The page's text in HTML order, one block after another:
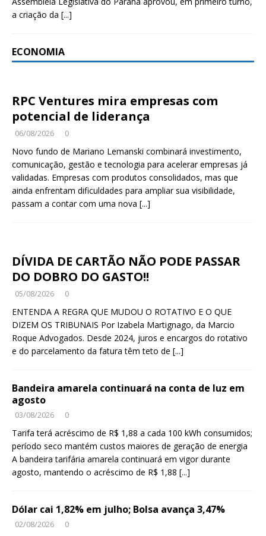
a criação da [...]
ECONOMIA
RPC Ventures mira empresas com
potencial de liderança
06/08/2026 0
Novo fundo de Mariano Lemanski combinará investimento,
comunicação, gestão e tecnologia para acelerar empresas já
validadas. Empresas com produtos consolidados, mas que
ainda enfrentam dificuldades para ampliar sua visibilidade,
passam a contar com uma nova [...]
DÍVIDA DE CARTÃO NÃO PODE PASSAR
DO DOBRO DO GASTO!!
05/08/2026 0
ENTENDA A REGRA QUE MUDOU O ROTATIVO E O QUE
DIZEM OS TRIBUNAIS Por Izabela Martignago, da Marcio
Roque Advogados. Desde 2024, juros e encargos do rotativo
e do parcelamento da fatura têm teto de [...]
Bandeira amarela continuará na conta de luz em
agosto
03/08/2026 0
Tarifa terá acréscimo de R$ 1,88 a cada 100 kWh consumidos;
período seco mantém custos maiores de geração de energia
A bandeira tarifária amarela continuará em vigor durante
agosto, mantendo o acréscimo de R$ 1,88 [...]
Dólar cai 1,82% em julho; Bolsa avança 3,47%
02/08/2026 0